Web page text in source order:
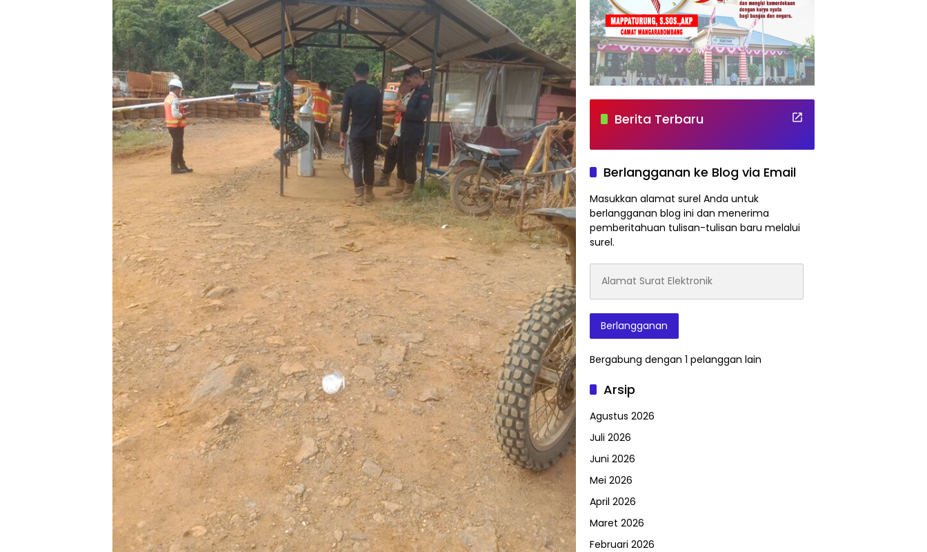
Berita Terbaru
Berlangganan ke Blog via Email
Masukkan alamat surel Anda untuk
berlangganan blog ini dan menerima
pemberitahuan tulisan-tulisan baru melalui
surel.
Surat
Elektronik
Berlangganan
Bergabung dengan 1 pelanggan lain
Arsip
Agustus 2026
Juli 2026
Juni 2026
Mei 2026
April 2026
Maret 2026
Februari 2026